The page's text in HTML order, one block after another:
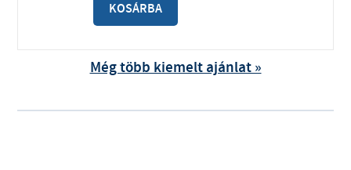
KOSÁRBA
Még több kiemelt ajánlat »